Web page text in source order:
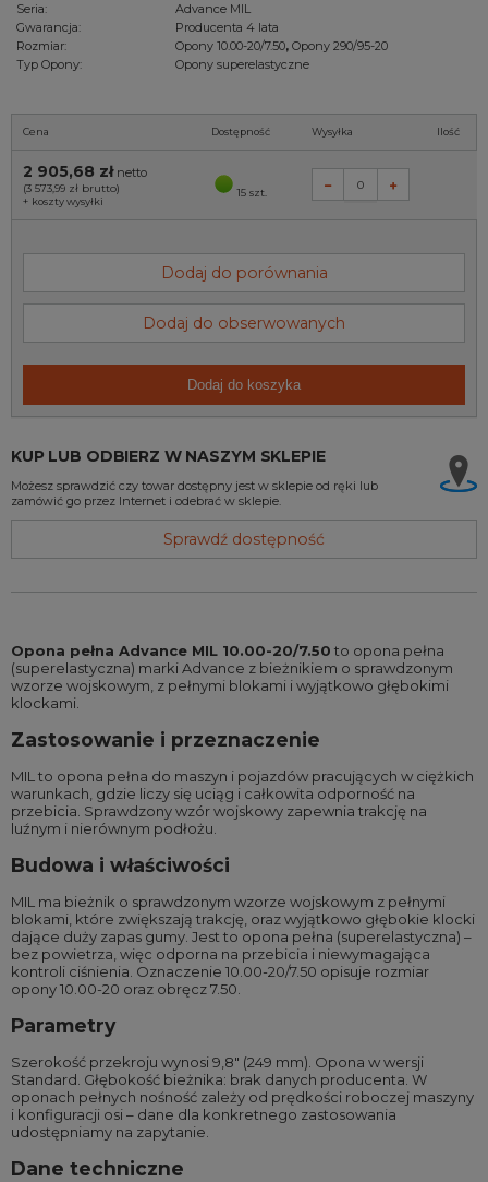
Seria:
Advance MIL
Gwarancja:
Producenta 4 lata
Rozmiar:
Opony 10.00-20/7.50,Opony 290/95-20
Typ Opony:
Opony superelastyczne
Cena Dostępność Wysyłka Ilość
2 905,68 złnetto
(3 573,99 zł brutto)
+ koszty wysyłki
15 szt.
Dodaj do porównania
Dodaj do obserwowanych
Dodaj do koszyka
KUP LUB ODBIERZ W NASZYM SKLEPIE
Możesz sprawdzić czy towar dostępny jest w sklepie od ręki lub
zamówić go przez Internet i odebrać w sklepie.
Sprawdź dostępność
Opona pełna Advance MIL 10.00-20/7.50 to opona pełna
(superelastyczna) marki Advance z bieżnikiem o sprawdzonym
wzorze wojskowym, z pełnymi blokami i wyjątkowo głębokimi
klockami.
Zastosowanie i przeznaczenie
MIL to opona pełna do maszyn i pojazdów pracujących w ciężkich
warunkach, gdzie liczy się uciąg i całkowita odporność na
przebicia. Sprawdzony wzór wojskowy zapewnia trakcję na
luźnym i nierównym podłożu.
Budowa i właściwości
MIL ma bieżnik o sprawdzonym wzorze wojskowym z pełnymi
blokami, które zwiększają trakcję, oraz wyjątkowo głębokie klocki
dające duży zapas gumy. Jest to opona pełna (superelastyczna) –
bez powietrza, więc odporna na przebicia i niewymagająca
kontroli ciśnienia. Oznaczenie 10.00-20/7.50 opisuje rozmiar
opony 10.00-20 oraz obręcz 7.50.
Parametry
Szerokość przekroju wynosi 9,8″ (249 mm). Opona w wersji
Standard. Głębokość bieżnika: brak danych producenta. W
oponach pełnych nośność zależy od prędkości roboczej maszyny
i konfiguracji osi – dane dla konkretnego zastosowania
udostępniamy na zapytanie.
Dane techniczne